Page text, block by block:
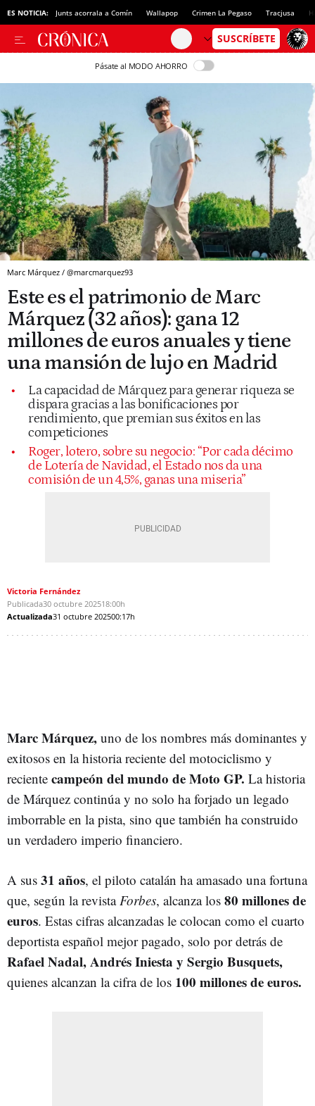
ES NOTICIA: Junts acorrala a Comín Wallapop Crimen La Pegaso Tracjusa
Pásate al MODO AHORRO
Marc Márquez / @marcmarquez93
Este es el patrimonio de Marc
Márquez (32 años): gana 12
millones de euros anuales y tiene
una mansión de lujo en Madrid
La capacidad de Márquez para generar riqueza se
dispara gracias a las bonificaciones por
rendimiento, que premian sus éxitos en las
competiciones
Roger, lotero, sobre su negocio: “Por cada décimo
de Lotería de Navidad, el Estado nos da una
comisión de un 4,5%, ganas una miseria”
Victoria Fernández
Publicada30 octubre 202518:00h
Actualizada31 octubre 202500:17h
Marc Márquez, uno de los nombres más dominantes y
exitosos en la historia reciente del motociclismo y
reciente campeón del mundo de Moto GP. La historia
de Márquez continúa y no solo ha forjado un legado
imborrable en la pista, sino que también ha construido
un verdadero imperio financiero.
A sus 31 años, el piloto catalán ha amasado una fortuna
que, según la revista Forbes, alcanza los 80 millones de
euros. Estas cifras alcanzadas le colocan como el cuarto
deportista español mejor pagado, solo por detrás de
Rafael Nadal, Andrés Iniesta y Sergio Busquets,
quienes alcanzan la cifra de los 100 millones de euros.